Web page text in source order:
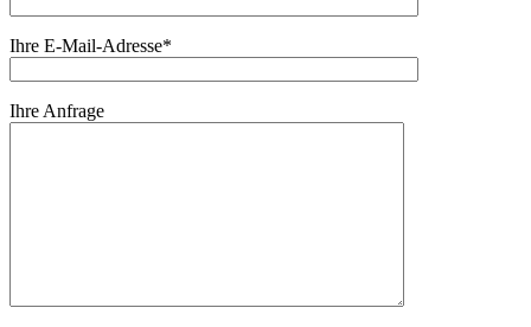
Ihre E-Mail-Adresse*
Ihre Anfrage